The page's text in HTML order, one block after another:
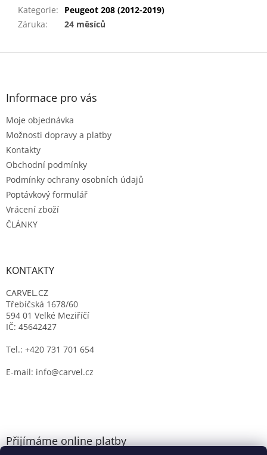
Kategorie:
Peugeot 208 (2012-2019)
Záruka: 24 měsíců
Z
Informace pro vás
Moje objednávka
Možnosti dopravy a platby
Kontakty
Obchodní podmínky
Podmínky ochrany osobních údajů
Poptávkový formulář
Vrácení zboží
ČLÁNKY
KONTAKTY
CARVEL.CZ
Třebíčská 1678/60
594 01 Velké Meziříčí
IČ: 45642427
Tel.: +420 731 701 654
E-mail: info@carvel.cz
Přijímáme online platby